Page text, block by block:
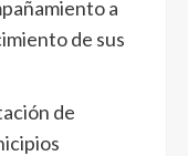
a
de sus
de